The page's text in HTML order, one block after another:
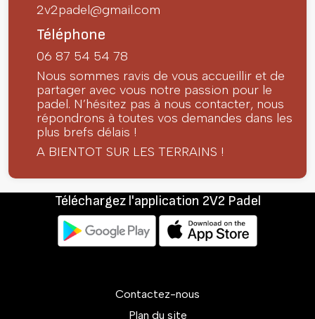
2v2padel@gmail.com
Téléphone
06 87 54 54 78
Nous sommes ravis de vous accueillir et de
partager avec vous notre passion pour le
padel. N’hésitez pas à nous contacter, nous
répondrons à toutes vos demandes dans les
plus brefs délais !
A BIENTOT SUR LES TERRAINS !
Téléchargez l'application 2V2 Padel
Contactez-nous
Plan du site